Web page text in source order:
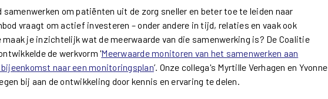
om patiënten uit de zorg sneller en beter toe te leiden naar
vraagt om actief investeren – onder andere in tijd, relaties en vaak ook
maak je inzichtelijk wat de meerwaarde van die samenwerking is? De Coalitie
de werkvorm 'Meerwaarde monitoren van het samenwerken aan
naar een monitoringsplan’. Onze collega's Myrtille Verhagen en Yvonne
bij aan de ontwikkeling door kennis en ervaring te delen.